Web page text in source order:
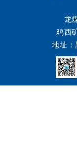
龙
鸡西
地址：